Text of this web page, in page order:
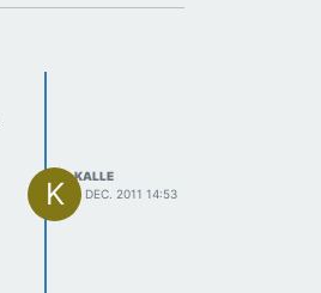
K
KALLE
3 DEC. 2011 14:53